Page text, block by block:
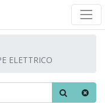
ELETTRICO